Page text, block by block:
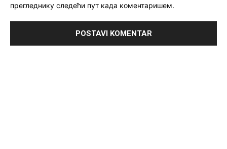
прегледнику следећи пут када коментаришем.